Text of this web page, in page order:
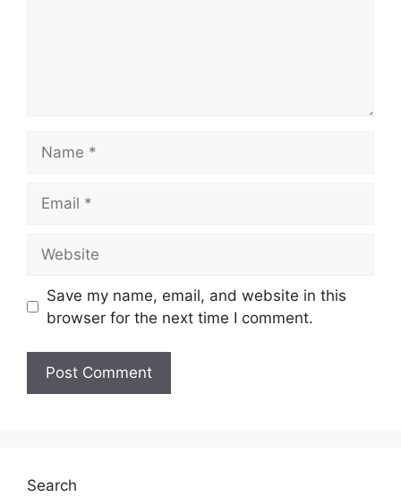
Save my name, email, and website in this
browser for the next time I comment.
Search